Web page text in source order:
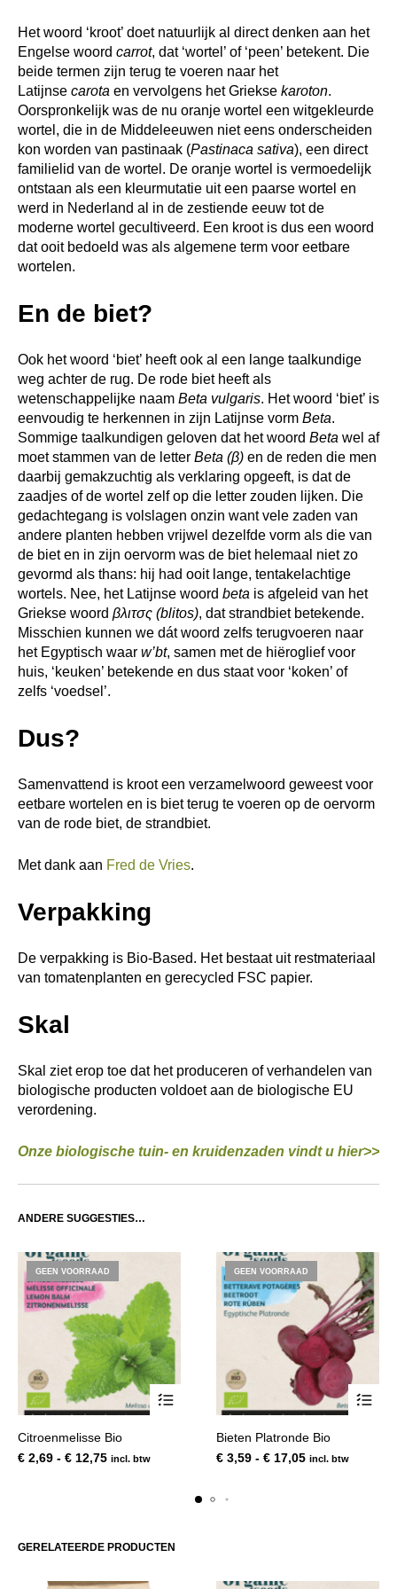
Het woord ‘kroot’ doet natuurlijk al direct denken aan het
Engelse woord carrot, dat ‘wortel’ of ‘peen’ betekent. Die
beide termen zijn terug te voeren naar het
Latijnse carota en vervolgens het Griekse karoton.
Oorspronkelijk was de nu oranje wortel een witgekleurde
wortel, die in de Middeleeuwen niet eens onderscheiden
kon worden van pastinaak (Pastinaca sativa), een direct
familielid van de wortel. De oranje wortel is vermoedelijk
ontstaan als een kleurmutatie uit een paarse wortel en
werd in Nederland al in de zestiende eeuw tot de
moderne wortel gecultiveerd. Een kroot is dus een woord
dat ooit bedoeld was als algemene term voor eetbare
wortelen.
En de biet?
Ook het woord ‘biet’ heeft ook al een lange taalkundige
weg achter de rug. De rode biet heeft als
wetenschappelijke naam Beta vulgaris. Het woord ‘biet’ is
eenvoudig te herkennen in zijn Latijnse vorm Beta.
Sommige taalkundigen geloven dat het woord Beta wel af
moet stammen van de letter Beta (β) en de reden die men
daarbij gemakzuchtig als verklaring opgeeft, is dat de
zaadjes of de wortel zelf op die letter zouden lijken. Die
gedachtegang is volslagen onzin want vele zaden van
andere planten hebben vrijwel dezelfde vorm als die van
de biet en in zijn oervorm was de biet helemaal niet zo
gevormd als thans: hij had ooit lange, tentakelachtige
wortels. Nee, het Latijnse woord beta is afgeleid van het
Griekse woord βλιτσς (blitos), dat strandbiet betekende.
Misschien kunnen we dát woord zelfs terugvoeren naar
het Egyptisch waar w’bt, samen met de hiëroglief voor
huis, ‘keuken’ betekende en dus staat voor ‘koken’ of
zelfs ‘voedsel’.
Dus?
Samenvattend is kroot een verzamelwoord geweest voor
eetbare wortelen en is biet terug te voeren op de oervorm
van de rode biet, de strandbiet.
Met dank aan Fred de Vries.
Verpakking
De verpakking is Bio-Based. Het bestaat uit restmateriaal
van tomatenplanten en gerecycled FSC papier.
Skal
Skal ziet erop toe dat het produceren of verhandelen van
biologische producten voldoet aan de biologische EU
verordening.
Onze biologische tuin- en kruidenzaden vindt u hier>>
ANDERE SUGGESTIES…
GEEN VOORRAAD
heeft
variaties.
optie
Citroenmelisse Bio
€ 2,69 - € 12,75Prijsklasse:
incl. btw
GEEN VOORRAAD
heeft
Bieten Platronde Bio
€ 3,59 - € 17,05Prijsklasse:
incl. btw
GERELATEERDE PRODUCTEN